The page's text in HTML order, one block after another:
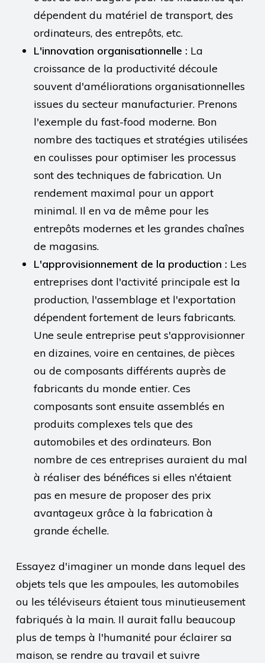
dépendent du matériel de transport, des
ordinateurs, des entrepôts, etc.
L'innovation organisationnelle : La
croissance de la productivité découle
souvent d'améliorations organisationnelles
issues du secteur manufacturier. Prenons
l'exemple du fast-food moderne. Bon
nombre des tactiques et stratégies utilisées
en coulisses pour optimiser les processus
sont des techniques de fabrication. Un
rendement maximal pour un apport
minimal. Il en va de même pour les
entrepôts modernes et les grandes chaînes
de magasins.
L'approvisionnement de la production : Les
entreprises dont l'activité principale est la
production, l'assemblage et l'exportation
dépendent fortement de leurs fabricants.
Une seule entreprise peut s'approvisionner
en dizaines, voire en centaines, de pièces
ou de composants différents auprès de
fabricants du monde entier. Ces
composants sont ensuite assemblés en
produits complexes tels que des
automobiles et des ordinateurs. Bon
nombre de ces entreprises auraient du mal
à réaliser des bénéfices si elles n'étaient
pas en mesure de proposer des prix
avantageux grâce à la fabrication à
grande échelle.
Essayez d'imaginer un monde dans lequel des
objets tels que les ampoules, les automobiles
ou les téléviseurs étaient tous minutieusement
fabriqués à la main. Il aurait fallu beaucoup
plus de temps à l'humanité pour éclairer sa
maison, se rendre au travail et suivre